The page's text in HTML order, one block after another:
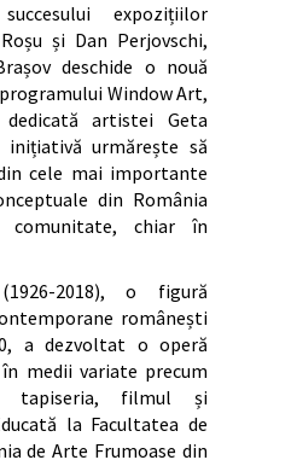
expozițiilor
și Dan Perjovschi,
deschide o nouă
Window Art,
artistei Geta
inițiativă urmărește să
cele mai importante
din România
comunitate, chiar în
2018), o figură
românești
a dezvoltat o operă
medii variate precum
tapiseria, filmul și
la Facultatea de
de Arte Frumoase din